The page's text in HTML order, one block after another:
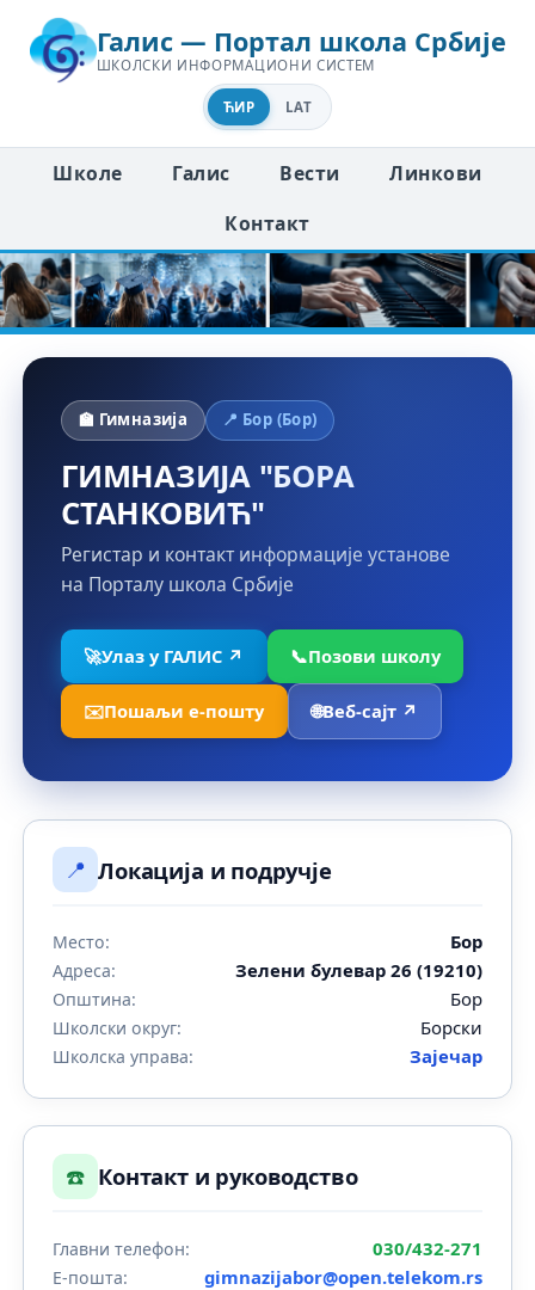
Галис — Портал школа Србије
ШКОЛСКИ ИНФОРМАЦИОНИ СИСТЕМ
ЋИР LAT
Школе Галис Вести
Линкови
Контакт
🏫 Гимназија 📍 Бор (Бор)
ГИМНАЗИЈА "БОРА
СТАНКОВИЋ"
Регистар и контакт информације установе
на Порталу школа Србије
🚀Улаз у ГАЛИС ↗ 📞Позови школу
✉️Пошаљи е-пошту 🌐Веб-сајт ↗
📍 Локација и подручје
Место: Бор
Адреса: Зелени булевар 26 (19210)
Општина: Бор
Школски округ: Борски
Школска управа: Зајечар
☎️ Контакт и руководство
Главни телефон: 030/432-271
Е-пошта: gimnazijabor@open.telekom.rs